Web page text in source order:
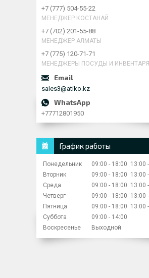
+7 (777) 504-55-22
МЕНЕДЖЕР КОСТАНАЙ
+7 (702) 201-55-88
МЕНЕДЖЕР АЛМАТЫ
+7 (775) 120-71-71
МЕНЕДЖЕРЫ ПОСУДЫ И ИНВЕНТАРЯ
sales3@atiko.kz
+77712801950
График работы
Понедельник 09:00 18:00 13:00
Вторник
09:00 18:00 13:00
Среда
09:00 18:00 13:00
Четверг
09:00 18:00 13:00
Пятница
09:00 18:00 13:00
Суббота
09:00
14:00
Воскресенье
Выходной